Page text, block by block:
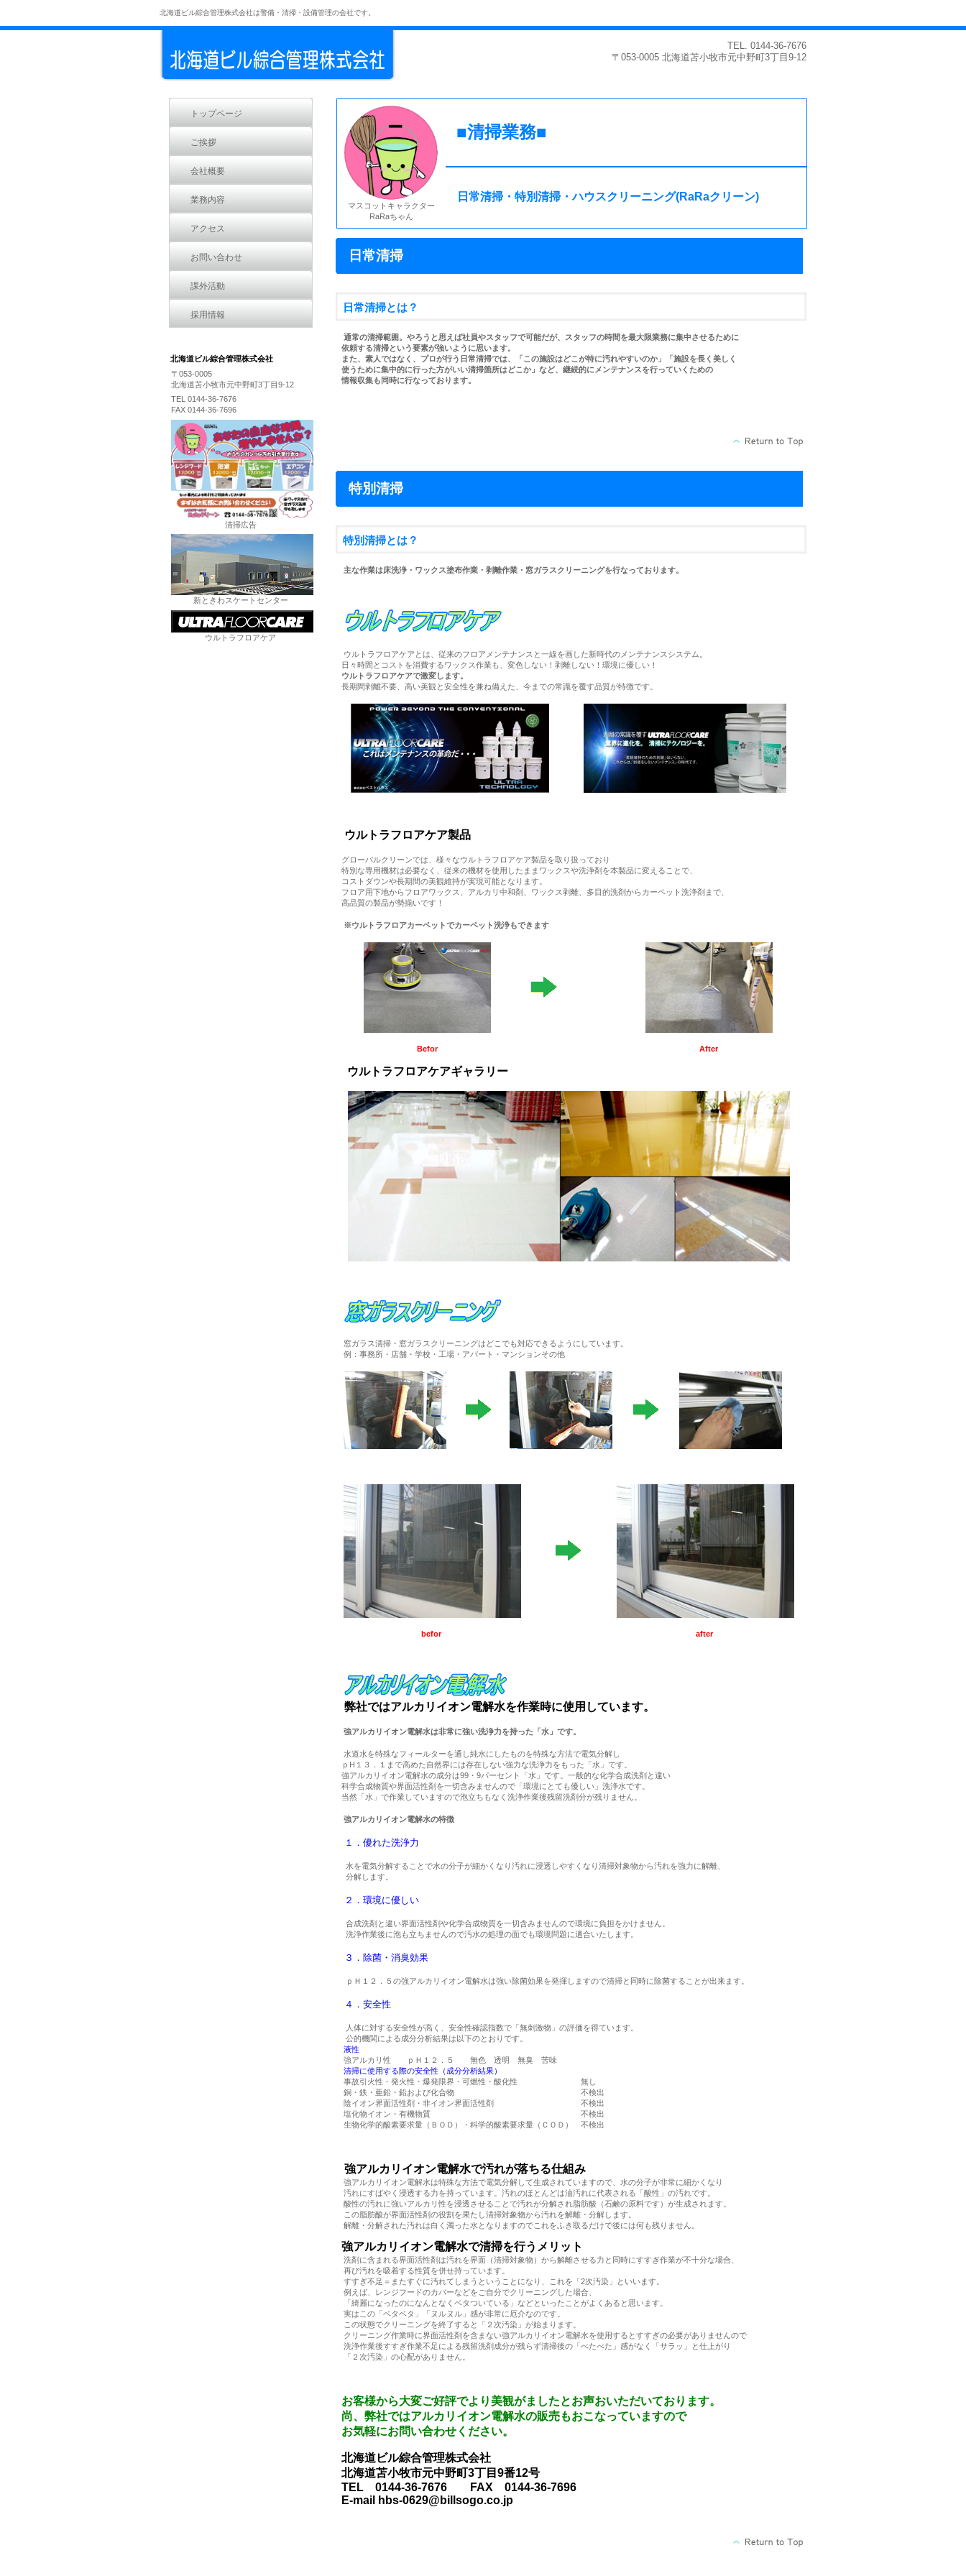
北海道ビル綜合管理株式会社は警備・清掃・設備管理の会社です。
TEL. 0144-36-7676
〒053-0005 北海道苫小牧市元中野町3丁目9-12
マスコットキャラクター
RaRaちゃん
■清掃業務■
日常清掃・特別清掃・ハウスクリーニング(RaRaクリーン)
日常清掃
日常清掃とは？
通常の清掃範囲。やろうと思えば社員やスタッフで可能だが、スタッフの時間を最大限業務に集中させるために
依頼する清掃という要素が強いように思います。
また、素人ではなく、プロが行う日常清掃では、「この施設はどこが特に汚れやすいのか」「施設を長く美しく
使うために集中的に行った方がいい清掃箇所はどこか」など、継続的にメンテナンスを行っていくための
情報収集も同時に行なっております。
特別清掃
特別清掃とは？
主な作業は床洗浄・ワックス塗布作業・剥離作業・窓ガラスクリーニングを行なっております。
ウルトラフロアケアとは、従来のフロアメンテナンスと一線を画した新時代のメンテナンスシステム。
日々時間とコストを消費するワックス作業も、変色しない！剥離しない！環境に優しい！
ウルトラフロアケアで激変します。
長期間剥離不要、高い美観と安全性を兼ね備えた、今までの常識を覆す品質が特徴です。
ウルトラフロアケア製品
グローバルクリーンでは、様々なウルトラフロアケア製品を取り扱っており
特別な専用機材は必要なく、従来の機材を使用したままワックスや洗浄剤を本製品に変えることで、
コストダウンや長期間の美観維持が実現可能となります。
フロア用下地からフロアワックス、アルカリ中和剤、ワックス剥離、多目的洗剤からカーペット洗浄剤まで、
高品質の製品が勢揃いです！
※ウルトラフロアカーペットでカーペット洗浄もできます
Befor After
ウルトラフロアケアギャラリー
窓ガラス清掃・窓ガラスクリーニングはどこでも対応できるようにしています。
例：事務所・店舗・学校・工場・アパート・マンションその他
befor after
弊社ではアルカリイオン電解水を作業時に使用しています。
強アルカリイオン電解水は非常に強い洗浄力を持った「水」です。
水道水を特殊なフィールターを通し純水にしたものを特殊な方法で電気分解し
ｐH１３．１まで高めた自然界には存在しない強力な洗浄力をもった「水」です。
強アルカリイオン電解水の成分は99・9パーセント「水」です。一般的な化学合成洗剤と違い
科学合成物質や界面活性剤を一切含みませんので「環境にとても優しい」洗浄水です。
当然「水」で作業していますので泡立ちもなく洗浄作業後残留洗剤分が残りません。
強アルカリイオン電解水の特徴
１．優れた洗浄力
水を電気分解することで水の分子が細かくなり汚れに浸透しやすくなり清掃対象物から汚れを強力に解離、
分解します。
２．環境に優しい
合成洗剤と違い界面活性剤や化学合成物質を一切含みませんので環境に負担をかけません。
洗浄作業後に泡も立ちませんので汚水の処理の面でも環境問題に適合いたします。
３．除菌・消臭効果
ｐＨ１２．５の強アルカリイオン電解水は強い除菌効果を発揮しますので清掃と同時に除菌することが出来ます。
４．安全性
人体に対する安全性が高く、安全性確認指数で「無刺激物」の評価を得ています。
公的機関による成分分析結果は以下のとおりです。
液性
強アルカリ性 ｐＨ１２．５ 無色 透明 無臭 苦味
清掃に使用する際の安全性（成分分析結果）
事故引火性・発火性・爆発限界・可燃性・酸化性 無し
銅・鉄・亜鉛・鉛および化合物 不検出
陰イオン界面活性剤・非イオン界面活性剤 不検出
塩化物イオン・有機物質 不検出
生物化学的酸素要求量（ＢＯＤ）・科学的酸素要求量（ＣＯＤ） 不検出
強アルカリイオン電解水で汚れが落ちる仕組み
強アルカリイオン電解水は特殊な方法で電気分解して生成されていますので、水の分子が非常に細かくなり
汚れにすばやく浸透する力を持っています。汚れのほとんどは油汚れに代表される「酸性」の汚れです。
酸性の汚れに強いアルカリ性を浸透させることで汚れが分解され脂肪酸（石鹸の原料です）が生成されます。
この脂肪酸が界面活性剤の役割を果たし清掃対象物から汚れを解離・分解します。
解離・分解された汚れは白く濁った水となりますのでこれをふき取るだけで後には何も残りません。
強アルカリイオン電解水で清掃を行うメリット
洗剤に含まれる界面活性剤は汚れを界面（清掃対象物）から解離させる力と同時にすすぎ作業が不十分な場合、
再び汚れを吸着する性質を併せ持っています。
すすぎ不足＝またすぐに汚れてしまうということになり、これを「2次汚染」といいます。
例えば、レンジフードのカバーなどをご自分でクリーニングした場合、
「綺麗になったのになんとなくベタついている」などといったことがよくあると思います。
実はこの「ベタベタ」「ヌルヌル」感が非常に厄介なのです。
この状態でクリーニングを終了すると「２次汚染」が始まります。
クリーニング作業時に界面活性剤を含まない強アルカリイオン電解水を使用するとすすぎの必要がありませんので
洗浄作業後すすぎ作業不足による残留洗剤成分が残らず清掃後の「べたべた」感がなく「サラッ」と仕上がり
「２次汚染」の心配がありません。
お客様から大変ご好評でより美観がましたとお声おいただいております。
尚、弊社ではアルカリイオン電解水の販売もおこなっていますので
お気軽にお問い合わせください。
北海道ビル綜合管理株式会社
北海道苫小牧市元中野町3丁目9番12号
TEL 0144-36-7676 FAX 0144-36-7696
E-mail hbs-0629@billsogo.co.jp
トップページ
ご挨拶
会社概要
業務内容
アクセス
お問い合わせ
課外活動
採用情報
北海道ビル綜合管理株式会社
〒053-0005
北海道苫小牧市元中野町3丁目9-12
TEL 0144-36-7676
FAX 0144-36-7696
清掃広告
新ときわスケートセンター
ウルトラフロアケア